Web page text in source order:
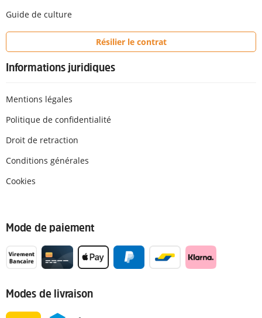
Guide de culture
Résilier le contrat
Informations juridiques
Mentions légales
Politique de confidentialité
Droit de retraction
Conditions générales
Cookies
Mode de paiement
Modes de livraison